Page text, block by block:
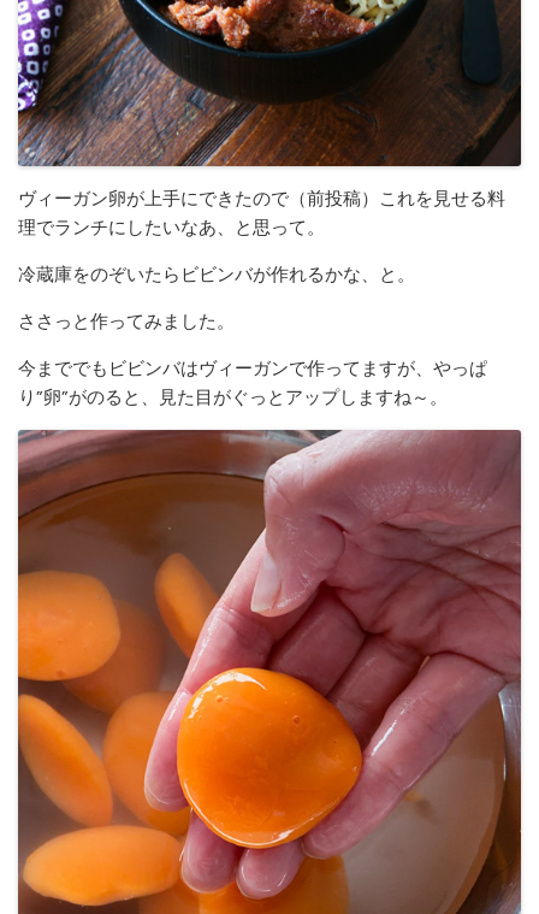
ヴィーガン卵が上手にできたので（前投稿）これを見せる料
理でランチにしたいなあ、と思って。
冷蔵庫をのぞいたらビビンバが作れるかな、と。
ささっと作ってみました。
今まででもビビンバはヴィーガンで作ってますが、やっぱ
り”卵”がのると、見た目がぐっとアップしますね～。